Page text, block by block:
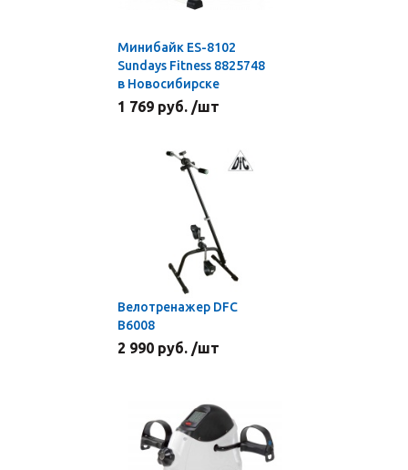
Минибайк ES-8102
Sundays Fitness 8825748
в Новосибирске
1 769 руб. /шт
Велотренажер DFC
B6008
2 990 руб. /шт